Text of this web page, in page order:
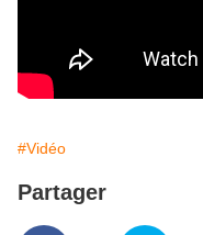
#Vidéo
Partager